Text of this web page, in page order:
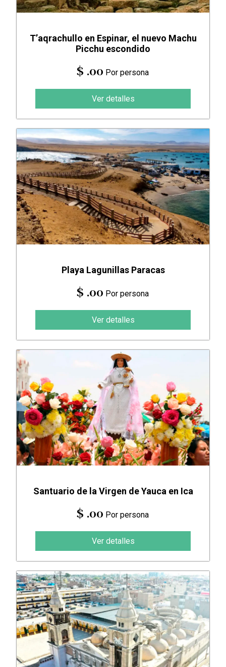
T’aqrachullo en Espinar, el nuevo Machu
Picchu escondido
$ .00 Por persona
Ver detalles
Playa Lagunillas Paracas
$ .00 Por persona
Ver detalles
Santuario de la Virgen de Yauca en Ica
$ .00 Por persona
Ver detalles